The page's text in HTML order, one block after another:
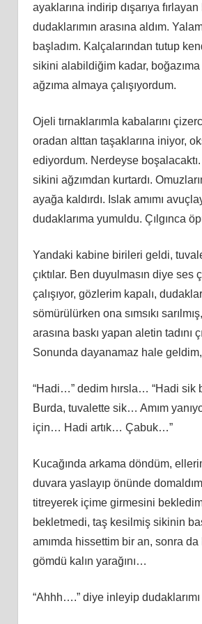
ayaklarına indirip dışarıya
dudaklarımın arasına aldım.
başladım. Kalçalarından tutup
sikini alabildiğim kadar,
ağzıma almaya çalışıyordum.
Ojeli tırnaklarımla kabalarını
oradan alttan taşaklarına iniyor,
ediyordum. Nerdeyse
sikini ağzımdan kurtardı.
ayağa kaldırdı. Islak amımı
dudaklarıma yumuldu. Çılgınca
Yandaki kabine birileri geldi,
çıktılar. Ben duyulmasın diye ses
çalışıyor, gözlerim kapalı,
sömürülürken ona sımsıkı
arasına baskı yapan aletin tadını
Sonunda dayanamaz hale geldim,
“Hadi…” dedim hırsla… “Hadi sik
Burda, tuvalette sik… Amım
için… Hadi artık… Çabuk…”
Kucağında arkama döndüm,
duvara yaslayıp önünde
titreyerek içime girmesini
bekletmedi, taş kesilmiş sikinin
amımda hissettim bir an, sonra
gömdü kalın yarağını…
“Ahhh….” diye inleyip dudaklarımı